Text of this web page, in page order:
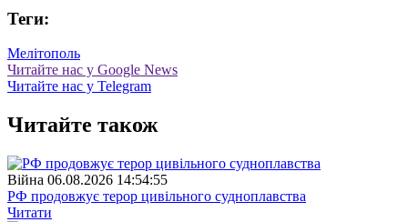
Теги:
Мелітополь
Читайте нас у Google News
Читайте нас у Telegram
Читайте також
Війна 06.08.2026 14:54:55
РФ продовжує терор цивільного судноплавства
Читати